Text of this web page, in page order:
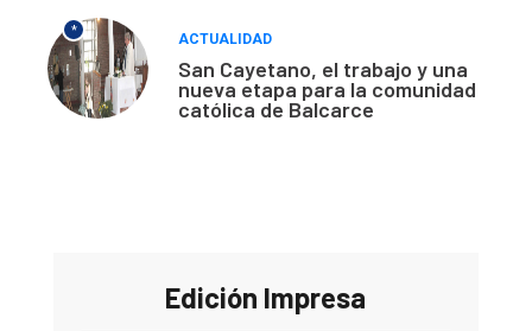
*
ACTUALIDAD
San Cayetano, el trabajo y una
nueva etapa para la comunidad
católica de Balcarce
Edición Impresa